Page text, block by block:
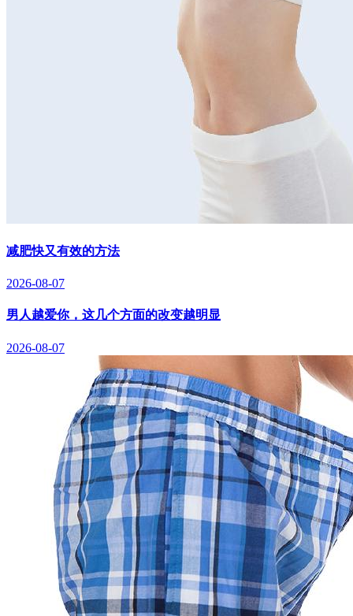
减肥快又有效的方法
2026-08-07
男人越爱你，这几个方面的改变越明显
2026-08-07